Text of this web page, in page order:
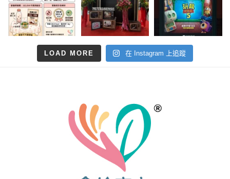
LOAD MORE 在 Instagram 上追蹤